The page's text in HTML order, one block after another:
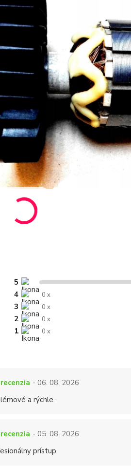
5
4
0 x
3 0 x
2 0 x
1 0 x
- 06. 08. 2026
a rýchle.
- 05. 08. 2026
prístup.